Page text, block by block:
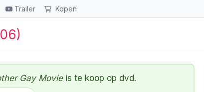
Trailer Kopen
Gay Movieis te koop op dvd.